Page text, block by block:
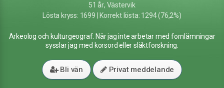
51 år, Västervik
Lösta kryss: 1699 | Korrekt lösta: 1294 (76,2%)
Arkeolog och kulturgeograf. När jag inte arbetar med fornlämningar
sysslar jag med korsord eller släktforskning.
Bli vän Privat meddelande